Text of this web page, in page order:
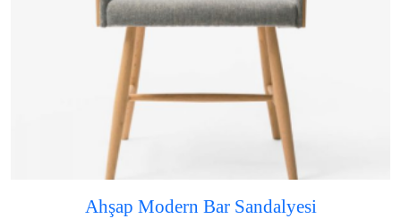
Ahşap Modern Bar Sandalyesi